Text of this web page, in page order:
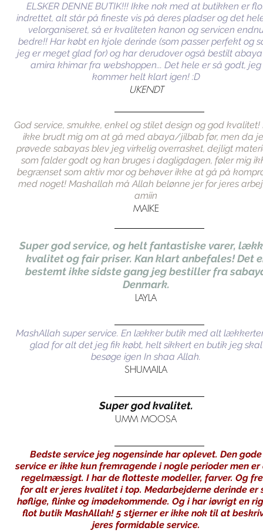
ELSKER DENNE BUTIK!!! Ikke nok med at butikken er
indrettet, alt står på fineste vis på deres pladser og det
velorganiseret, så er kvaliteten kanon og servicen
bedre!! Har købt en kjole derinde (som passer perfekt og
jeg er meget glad for) og har derudover også bestilt
amira khimar fra webshoppen... Det hele er så godt, jeg
kommer helt klart igen! :D
UKENDT
God service, smukke, enkel og stilet design og god kvalitet!
ikke brudt mig om at gå med abaya/jilbab før, men da
prøvede sabayas blev jeg virkelig overrasket, dejligt
som falder godt og kan bruges i dagligdagen, føler mig
begrænset som aktiv mor og behøver ikke at gå på
med noget! Mashallah må Allah belønne jer for jeres
amiin
MAIKE
Super god service, og helt fantastiske varer,
kvalitet og fair priser. Kan klart anbefales! Det
bestemt ikke sidste gang jeg bestiller fra
Denmark.
LAYLA
MashAllah super service. En lækker butik med alt
glad for alt det jeg fik købt, helt sikkert en butik jeg skal
besøge igen In shaa Allah.
SHUMAILA
Super god kvalitet.
UMM MOOSA
Bedste service jeg nogensinde har oplevet. Den gode
service er ikke kun fremragende i nogle perioder men er
regelmæssigt. I har de flotteste modeller, farver. Og
for alt er jeres kvalitet i top. Medarbejderne derinde er
høflige, flinke og imødekommende. Og i har iøvrigt en
flot butik MashAllah! 5 stjerner er ikke nok til at
jeres formidable service.